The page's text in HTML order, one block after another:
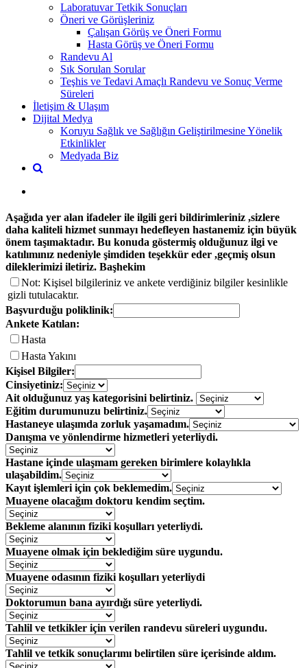
Laboratuvar Tetkik Sonuçları
Öneri ve Görüşleriniz
Çalışan Görüş ve Öneri Formu
Hasta Görüş ve Öneri Formu
Randevu Al
Sık Sorulan Sorular
Teşhis ve Tedavi Amaçlı Randevu ve Sonuç Verme
Süreleri
İletişim & Ulaşım
Dijital Medya
Koruyu Sağlık ve Sağlığın Geliştirilmesine Yönelik
Etkinlikler
Medyada Biz
Aşağıda yer alan ifadeler ile ilgili geri bildirimleriniz ,sizlere
daha kaliteli hizmet sunmayı hedefleyen hastanemiz için büyük
önem taşımaktadır. Bu konuda göstermiş olduğunuz ilgi ve
katılımınız nedeniyle şimdiden teşekkür eder ,geçmiş olsun
dileklerimizi iletiriz. Başhekim
Not: Kişisel bilgileriniz ve ankete verdiğiniz bilgiler kesinlikle
gizli tutulacaktır.
Başvurduğu poliklinik:
Ankete Katılan:
Hasta
Hasta Yakını
Kişisel Bilgiler:
Cinsiyetiniz:
Ait olduğunuz yaş kategorisini belirtiniz.
Eğitim durumunuzu belirtiniz.
Hastaneye ulaşımda zorluk yaşamadım.
Danışma ve yönlendirme hizmetleri yeterliydi.
Hastane içinde ulaşmam gereken birimlere kolaylıkla
ulaşabildim.
Kayıt işlemleri için çok beklemedim.
Muayene olacağım doktoru kendim seçtim.
Bekleme alanının fiziki koşulları yeterliydi.
Muayene olmak için beklediğim süre uygundu.
Muayene odasının fiziki koşulları yeterliydi
Doktorumun bana ayırdığı süre yeterliydi.
Tahlil ve tetkikler için verilen randevu süreleri uygundu.
Tahlil ve tetkik sonuçlarımı belirtilen süre içerisinde aldım.